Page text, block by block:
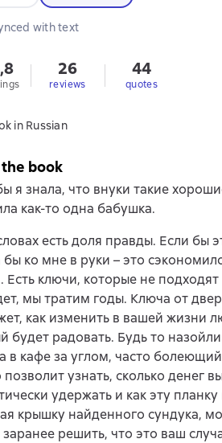
with text
26
reviews
44
quotes
in Russian
book
я знала, что внуки такие
как-то одна бабушка.
есть доля правды. Если бы
бы ко мне в руки – это
Есть ключи, которые не
мы тратим годы. Ключа от
как изменить в вашей жизни
будет радовать. Будь то
в кафе за углом, часто
узнать, сколько денег
удержать и как эту
крышку найденного сундука,
решить, что это ваш